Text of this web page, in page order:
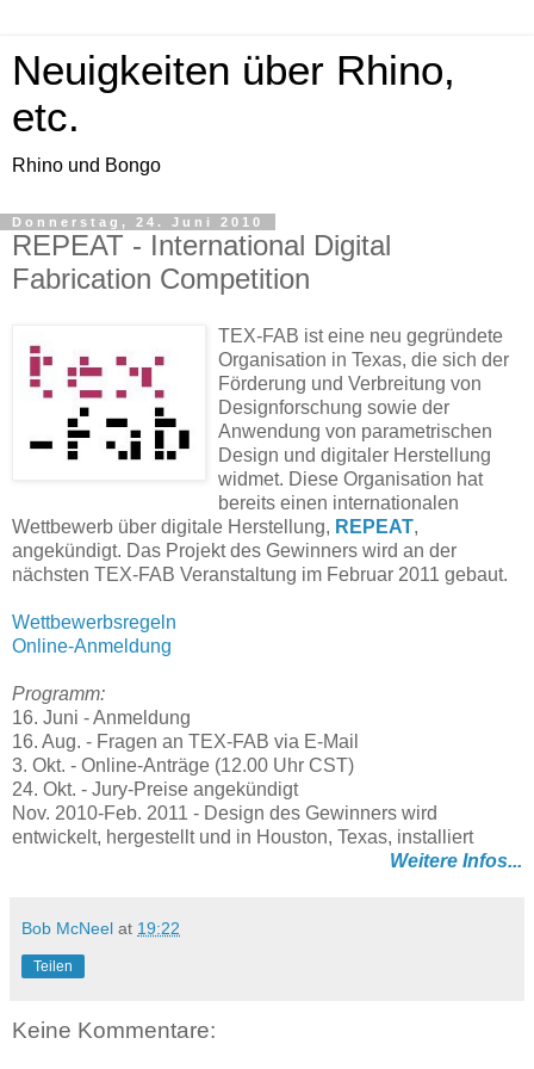
Neuigkeiten über Rhino,
etc.
Rhino und Bongo
Donnerstag, 24. Juni 2010
REPEAT - International Digital
Fabrication Competition
TEX-FAB ist eine neu gegründete
Organisation in Texas, die sich der
Förderung und Verbreitung von
Designforschung sowie der
Anwendung von parametrischen
Design und digitaler Herstellung
widmet. Diese Organisation hat
bereits einen internationalen
Wettbewerb über digitale Herstellung, REPEAT,
angekündigt. Das Projekt des Gewinners wird an der
nächsten TEX-FAB Veranstaltung im Februar 2011 gebaut.
Wettbewerbsregeln
Online-Anmeldung
Programm:
16. Juni - Anmeldung
16. Aug. - Fragen an TEX-FAB via E-Mail
3. Okt. - Online-Anträge (12.00 Uhr CST)
24. Okt. - Jury-Preise angekündigt
Nov. 2010-Feb. 2011 - Design des Gewinners wird
entwickelt, hergestellt und in Houston, Texas, installiert
Weitere Infos...
Bob McNeel at 19:22
Teilen
Keine Kommentare: